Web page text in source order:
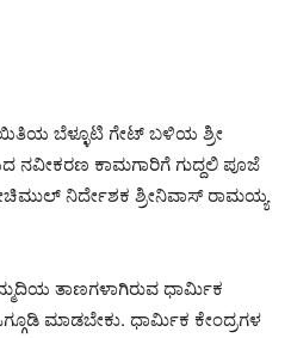
ಬೆಳ್ಳೂಟಿ ಗೇಟ್ ಬಳಿಯ ಶ್ರೀ
ನವೀಕರಣ ಕಾಮಗಾರಿಗೆ ಗುದ್ದಲಿ ಪೂಜೆ
ನಿರ್ದೇಶಕ ಶ್ರೀನಿವಾಸ್ ರಾಮಯ್ಯ
ತಾಣಗಳಾಗಿರುವ ಧಾರ್ಮಿಕ
ಮಾಡಬೇಕು. ಧಾರ್ಮಿಕ ಕೇಂದ್ರಗಳ